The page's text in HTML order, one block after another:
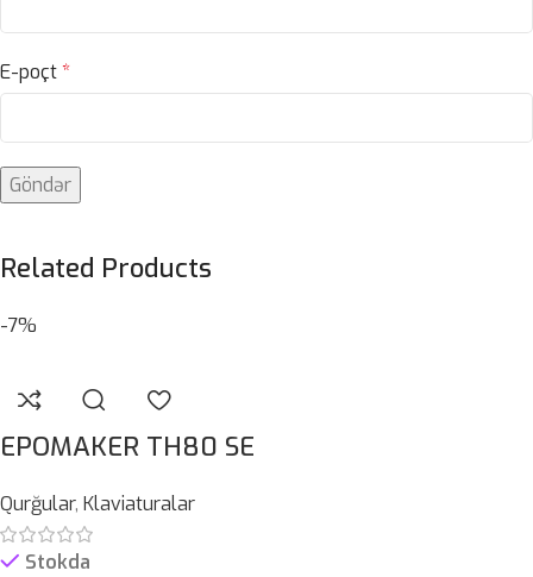
E-poçt*
Related Products
-7%
EPOMAKER TH80 SE
Qurğular, Klaviaturalar
Stokda